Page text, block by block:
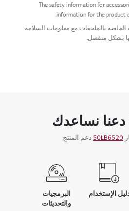
The safety information for
information for the product
بالملحقات مع معلومات السلامة
بشكل منفصل.
دعنا نساعدك
50LB6520 دعم المنتج
الإستخدام
البرمجيات
والتحديثات